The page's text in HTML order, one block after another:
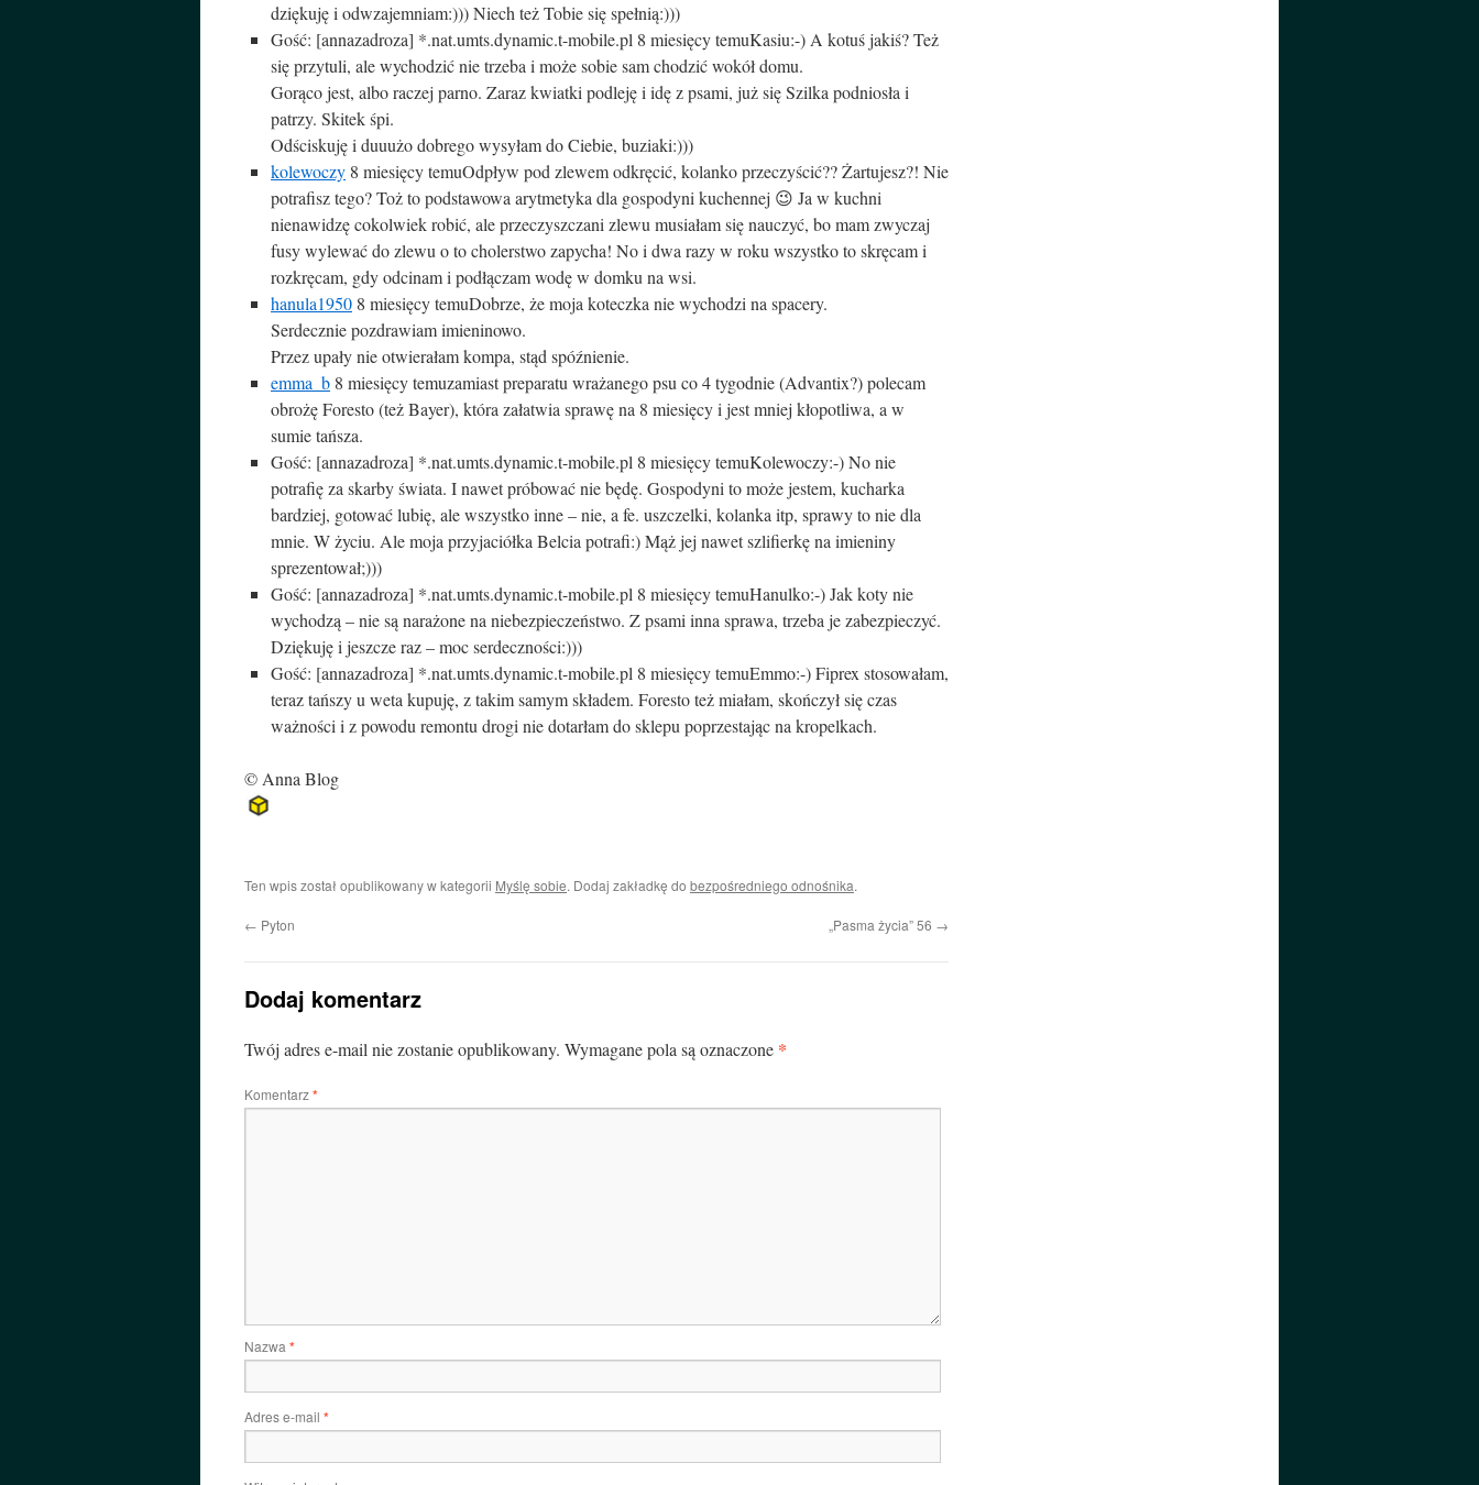
dziękuję i odwzajemniam:))) Niech też Tobie się spełnią:)))
Gość: [annazadroza] *.nat.umts.dynamic.t-mobile.pl 8 miesięcy temuKasiu:-) A kotuś jakiś? Też
się przytuli, ale wychodzić nie trzeba i może sobie sam chodzić wokół domu.
Gorąco jest, albo raczej parno. Zaraz kwiatki podleję i idę z psami, już się Szilka podniosła i
patrzy. Skitek śpi.
Odściskuję i duuużo dobrego wysyłam do Ciebie, buziaki:)))
kolewoczy 8 miesięcy temuOdpływ pod zlewem odkręcić, kolanko przeczyścić?? Żartujesz?! Nie
potrafisz tego? Toż to podstawowa arytmetyka dla gospodyni kuchennej 😉 Ja w kuchni
nienawidzę cokolwiek robić, ale przeczyszczani zlewu musiałam się nauczyć, bo mam zwyczaj
fusy wylewać do zlewu o to cholerstwo zapycha! No i dwa razy w roku wszystko to skręcam i
rozkręcam, gdy odcinam i podłączam wodę w domku na wsi.
hanula1950 8 miesięcy temuDobrze, że moja koteczka nie wychodzi na spacery.
Serdecznie pozdrawiam imieninowo.
Przez upały nie otwierałam kompa, stąd spóźnienie.
emma_b 8 miesięcy temuzamiast preparatu wrażanego psu co 4 tygodnie (Advantix?) polecam
obrożę Foresto (też Bayer), która załatwia sprawę na 8 miesięcy i jest mniej kłopotliwa, a w
sumie tańsza.
Gość: [annazadroza] *.nat.umts.dynamic.t-mobile.pl 8 miesięcy temuKolewoczy:-) No nie
potrafię za skarby świata. I nawet próbować nie będę. Gospodyni to może jestem, kucharka
bardziej, gotować lubię, ale wszystko inne – nie, a fe. uszczelki, kolanka itp, sprawy to nie dla
mnie. W życiu. Ale moja przyjaciółka Belcia potrafi:) Mąż jej nawet szlifierkę na imieniny
sprezentował;)))
Gość: [annazadroza] *.nat.umts.dynamic.t-mobile.pl 8 miesięcy temuHanulko:-) Jak koty nie
wychodzą – nie są narażone na niebezpieczeństwo. Z psami inna sprawa, trzeba je zabezpieczyć.
Dziękuję i jeszcze raz – moc serdeczności:)))
Gość: [annazadroza] *.nat.umts.dynamic.t-mobile.pl 8 miesięcy temuEmmo:-) Fiprex stosowałam,
teraz tańszy u weta kupuję, z takim samym składem. Foresto też miałam, skończył się czas
ważności i z powodu remontu drogi nie dotarłam do sklepu poprzestając na kropelkach.
© Anna Blog
Ten wpis został opublikowany w kategorii Myślę sobie. Dodaj zakładkę do bezpośredniego odnośnika.
← Pyton „Pasma życia” 56 →
Dodaj komentarz
Twój adres e-mail nie zostanie opublikowany. Wymagane pola są oznaczone *
Komentarz*
Nazwa *
Adres e-mail *